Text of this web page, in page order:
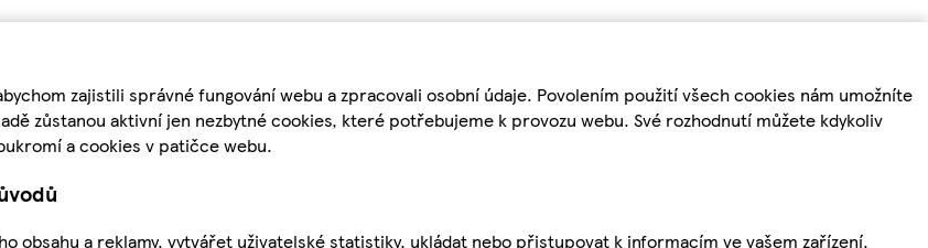
zajistili správné fungování webu a zpracovali osobní údaje. Povolením použití všech cookies nám umožníte
zůstanou aktivní jen nezbytné cookies, které potřebujeme k provozu webu. Své rozhodnutí můžete kdykoliv
a cookies v patičce webu.
obsahu a reklamy, vytvářet uživatelské statistiky, ukládat nebo přistupovat k informacím ve vašem zařízení,